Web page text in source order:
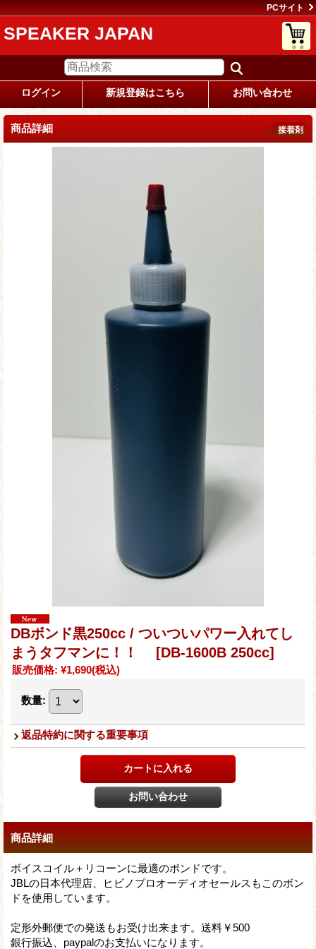
PCサイト
SPEAKER JAPAN
ログイン 新規登録はこちら お問い合わせ
商品詳細 接着剤
DBボンド黒250cc / ついついパワー入れてし
まうタフマンに！！
[DB-1600B 250cc]
販売価格: ¥1,690(税込)
数量:
返品特約に関する重要事項
商品詳細
ボイスコイル＋リコーンに最適のボンドです。
JBLの日本代理店、ヒビノプロオーディオセールスもこのボン
ドを使用しています。
定形外郵便での発送もお受け出来ます。送料￥500
銀行振込、paypalのお支払いになります。